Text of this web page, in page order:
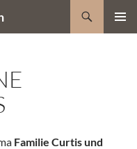
Familie Curtis und